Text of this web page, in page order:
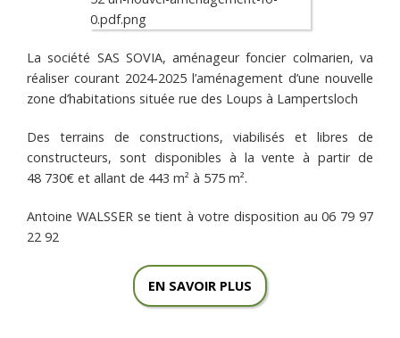
La société SAS SOVIA, aménageur foncier colmarien, va
réaliser courant 2024-2025 l’aménagement d’une nouvelle
zone d’habitations située rue des Loups à Lampertsloch
Des terrains de constructions, viabilisés et libres de
constructeurs, sont disponibles à la vente à partir de
48 730€ et allant de 443 m² à 575 m².
Antoine WALSSER se tient à votre disposition au 06 79 97
22 92
EN SAVOIR PLUS